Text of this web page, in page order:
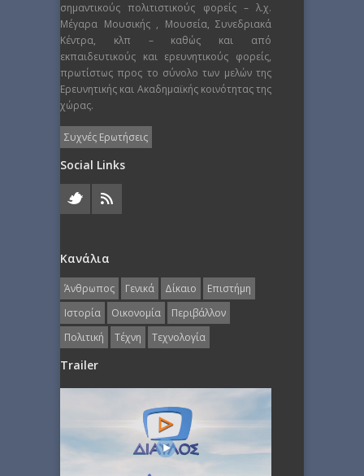
σημαντικούς πολιτιστικούς φορείς – λ.χ.
Μέγαρα Μουσικής , Μουσεία, Συνεδριακά
Κέντρα, κλπ – καθώς και από
εκπαιδευτικούς και ερευνητικούς φορείς,
πρωτίστως προς το σύνολο των μελών της
Ερευνητικής και Ακαδημαϊκής κοινότητας της
χώρας.
Συχνές Ερωτήσεις
Social Links
Κανάλια
Άνθρωπος Γενικά Δίκαιο
Επιστήμη
Ιστορία
Οικονομία
Περιβάλλον
Πολιτική
Τέχνη Τεχνολογία
Trailer